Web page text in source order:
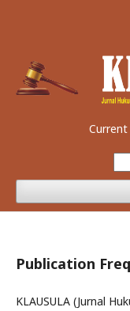
Current
Publication
KLAUSULA (Jurnal